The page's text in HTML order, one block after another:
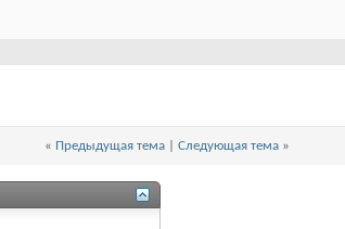
« Предыдущая тема Следующая тема »